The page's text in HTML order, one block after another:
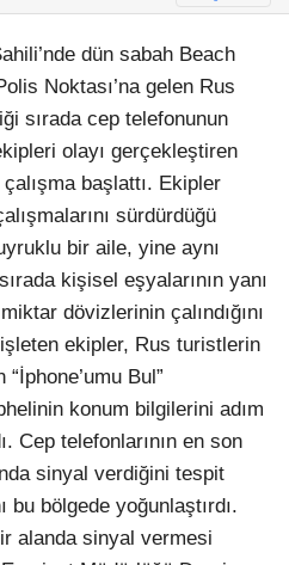
dün sabah Beach
Noktası’na gelen Rus
sırada cep telefonunun
olayı gerçekleştiren
başlattı. Ekipler
sürdürdüğü
bir aile, yine aynı
kişisel eşyalarının yanı
dövizlerinin çalındığını
ekipler, Rus turistlerin
Bul”
konum bilgilerini adım
Cep telefonlarının en son
sinyal verdiğini tespit
bu bölgede yoğunlaştırdı.
alanda sinyal vermesi